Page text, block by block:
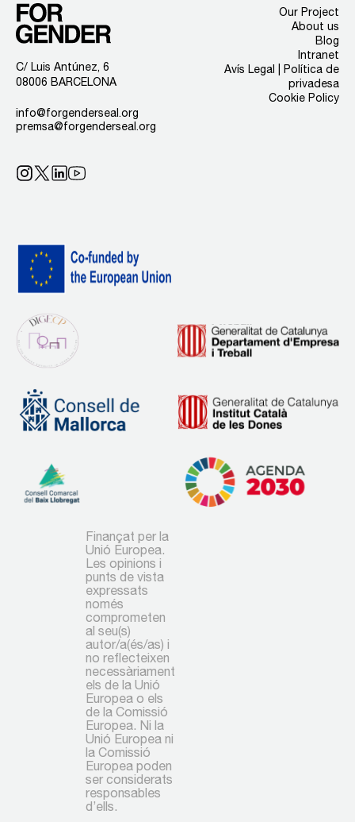
C/ Luis Antúnez, 6
08006 BARCELONA
info@forgenderseal.org
premsa@forgenderseal.org
Our Project
About us
Blog
Intranet
Avís Legal | Política de
privadesa
Cookie Policy
Finançat per la
Unió Europea.
Les opinions i
punts de vista
expressats
només
comprometen
al seu(s)
autor/a(és/as) i
no reflecteixen
necessàriament
els de la Unió
Europea o els
de la Comissió
Europea. Ni la
Unió Europea ni
la Comissió
Europea poden
ser considerats
responsables
d’ells.